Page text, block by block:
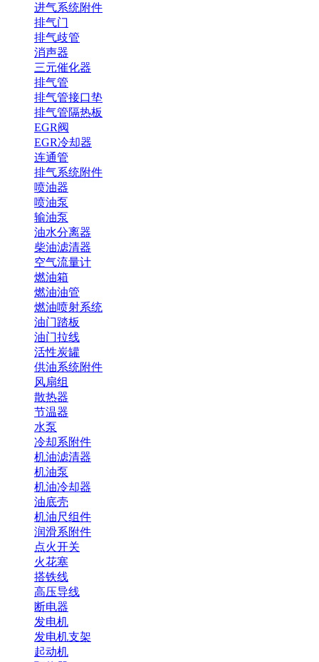
进气系统附件
排气门
排气歧管
消声器
三元催化器
排气管
排气管接口垫
排气管隔热板
EGR阀
EGR冷却器
连通管
排气系统附件
喷油器
喷油泵
输油泵
油水分离器
柴油滤清器
空气流量计
燃油箱
燃油油管
燃油喷射系统
油门踏板
油门拉线
活性炭罐
供油系统附件
风扇组
散热器
节温器
水泵
冷却系附件
机油滤清器
机油泵
机油冷却器
油底壳
机油尺组件
润滑系附件
点火开关
火花塞
搭铁线
高压导线
断电器
发电机
发电机支架
起动机